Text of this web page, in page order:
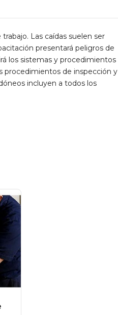
Las caídas suelen ser
presentará peligros de
los sistemas y procedimientos
procedimientos de inspección y
incluyen a todos los